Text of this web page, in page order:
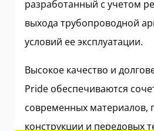
разработанный с учетом
выхода трубопроводной
условий ее эксплуатации.
Высокое качество и
Pride обеспечиваются
современных материалов,
конструкции и передовых